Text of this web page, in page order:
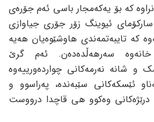
کە بۆ یەکەمجار باسی ئەم جۆرەی
ئیوینگ زۆر جۆری جیاوازی
کە تایبەتمەندی هاوشێوەیان هەیە
سەرهەڵدەدەن. ئەم گرێ
و شانە نەرمەکانی چواردەورییەوە
ئێسکەکانی سێبەندە، پەراسوو و
وەکوو هی قاچدا درووست